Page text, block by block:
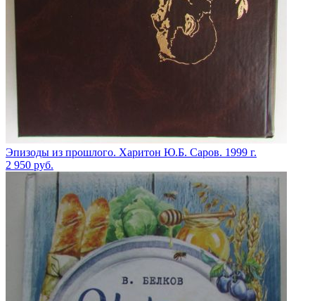
Эпизоды из прошлого. Харитон Ю.Б. Саров. 1999 г.
2 950 руб.